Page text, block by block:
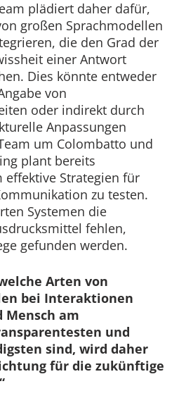
plädiert daher dafür,
großen Sprachmodellen
die den Grad der
einer Antwort
Dies könnte entweder
von
oder indirekt durch
Anpassungen
um Colombatto und
plant bereits
effektive Strategien für
zu testen.
Systemen die
fehlen,
gefunden werden.
Arten von
bei Interaktionen
Mensch am
und
sind, wird daher
für die zukünftige